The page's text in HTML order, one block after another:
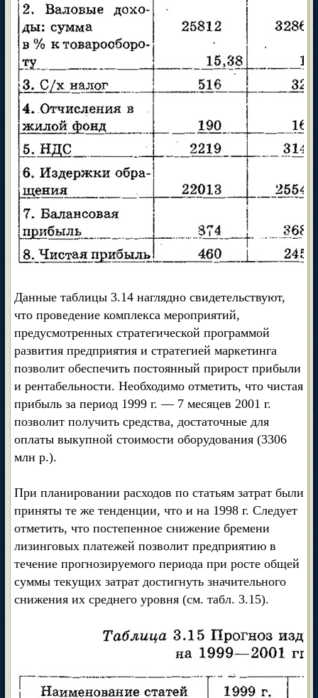
Данные таблицы 3.14 наглядно свидетельствуют,
что проведение комплекса мероприятий,
предусмотренных стратегической программой
развития предприятия и стратегией маркетинга
позволит обеспечить постоянный прирост прибыли
и рентабельности. Необходимо отметить, что чистая
прибыль за период 1999 г. — 7 месяцев 2001 г.
позволит получить средства, достаточные для
оплаты выкупной стоимости оборудования (3306
млн р.).
При планировании расходов по статьям затрат были
приняты те же тенденции, что и на 1998 г. Следует
отметить, что постепенное снижение бремени
лизинговых платежей позволит предприятию в
течение прогнозируемого периода при росте общей
суммы текущих затрат достигнуть значительного
снижения их среднего уровня (см. табл. 3.15).